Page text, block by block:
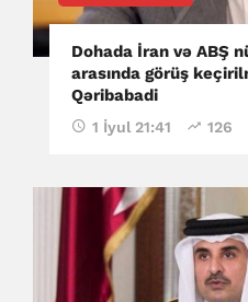
Dohada İran və ABŞ
arasında görüş
Qəribabadi
1 İyul 21:41 126